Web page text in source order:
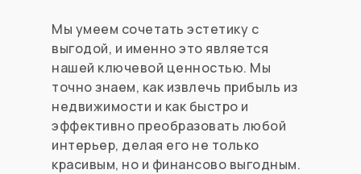
Мы умеем сочетать эстетику с
выгодой, и именно это является
нашей ключевой ценностью. Мы
точно знаем, как извлечь прибыль из
недвижимости и как быстро и
эффективно преобразовать любой
интерьер, делая его не только
красивым, но и финансово выгодным.